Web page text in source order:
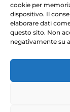
cookie per
dispositivo. Il
elaborare dati
questo sito. Non
negativamente su